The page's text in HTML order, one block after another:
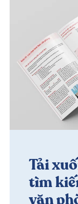
Tải
tìm
văn